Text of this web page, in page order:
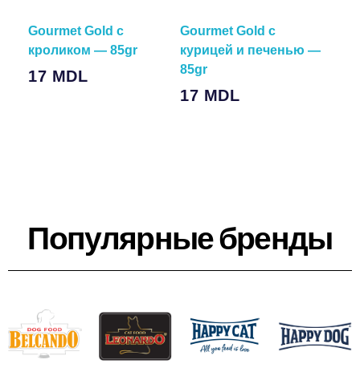
Gourmet Gold с
кроликом — 85gr
17 MDL
Gourmet Gold с
курицей и печенью —
85gr
17 MDL
Популярные бренды